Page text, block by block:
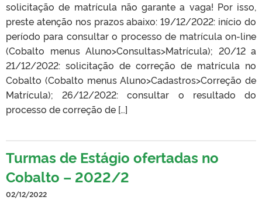
solicitação de matrícula não garante a vaga! Por isso,
preste atenção nos prazos abaixo: 19/12/2022: início do
período para consultar o processo de matrícula on-line
(Cobalto menus Aluno>Consultas>Matrícula); 20/12 a
21/12/2022: solicitação de correção de matrícula no
Cobalto (Cobalto menus Aluno>Cadastros>Correção de
Matrícula); 26/12/2022: consultar o resultado do
processo de correção de […]
Turmas de Estágio ofertadas no
Cobalto – 2022/2
02/12/2022